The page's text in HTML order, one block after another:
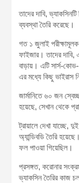
তাদের দাবি,
ব্যবস্থা তৈরি করেছে।
গত ১ জুলাই
ফাইজার। তাদের দাবি,
বাড়ায়। এটি সার্স-
এর মধ্যে কিছু ভাইরাস
জার্মানিতে ৬০ জন
হয়েছে, সেখান থেকে
ট্রায়ালে দেখা যাচ্ছে,
অ্যান্ডিবডি তৈরি
ফল পাওয়া গিয়েছিল।
প্রসঙ্গত, করোনার
ভ্যাকসিন তৈরির কাজ